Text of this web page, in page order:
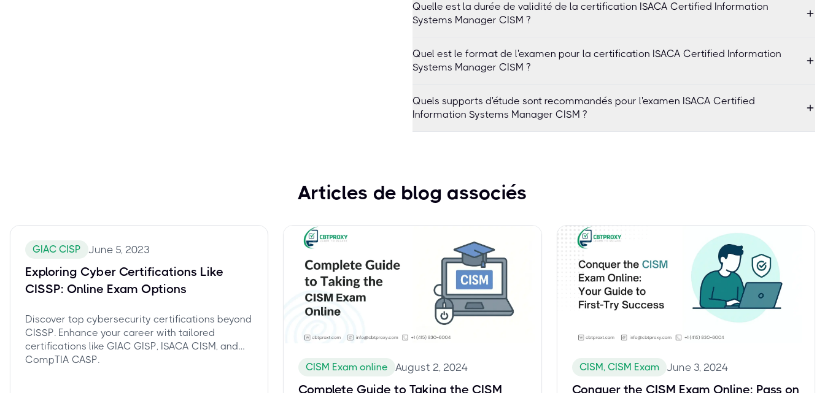
Quelle est la durée de validité de la certification ISACA Certified Information
Systems Manager CISM ?
Quel est le format de l'examen pour la certification ISACA Certified Information
Systems Manager CISM ?
Quels supports d'étude sont recommandés pour l'examen ISACA Certified
Information Systems Manager CISM ?
Articles de blog associés
GIAC CISP June 5, 2023
Exploring Cyber Certifications Like
CISSP: Online Exam Options
Discover top cybersecurity certifications beyond
CISSP. Enhance your career with tailored
certifications like GIAC GISP, ISACA CISM, and
CompTIA CASP.
CISM Exam online August 2, 2024
Complete Guide to Taking the CISM
CISM, CISM Exam June 3, 2024
Conquer the CISM Exam Online: Pass on